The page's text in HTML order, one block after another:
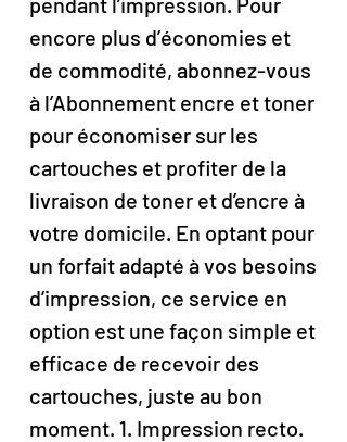
encore plus d’économies et
de commodité, abonnez-vous
à l’Abonnement encre et toner
pour économiser sur les
cartouches et profiter de la
livraison de toner et d’encre à
votre domicile. En optant pour
un forfait adapté à vos besoins
d’impression, ce service en
option est une façon simple et
efficace de recevoir des
cartouches, juste au bon
moment. 1. Impression recto.